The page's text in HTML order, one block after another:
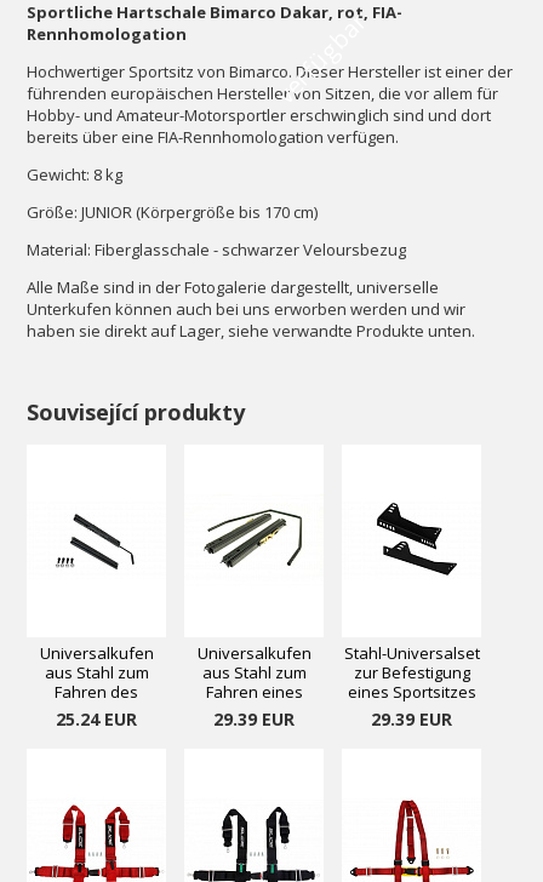
r
Sportliche Hartschale Bimarco Dakar, rot, FIA-
Rennhomologation
Hochwertiger Sportsitz von Bimarco. Dieser Hersteller ist einer der
führenden europäischen Hersteller von Sitzen, die vor allem für
Hobby- und Amateur-Motorsportler erschwinglich sind und dort
bereits über eine FIA-Rennhomologation verfügen.
Gewicht: 8 kg
Größe: JUNIOR (Körpergröße bis 170 cm)
Material: Fiberglasschale - schwarzer Veloursbezug
Alle Maße sind in der Fotogalerie dargestellt, universelle
Unterkufen können auch bei uns erworben werden und wir
haben sie direkt auf Lager, siehe verwandte Produkte unten.
Související produkty
Universalkufen
aus Stahl zum
Fahren des
Sportsitzes II
25.24 EUR
Universalkufen
aus Stahl zum
Fahren eines
Sportsitzes
29.39 EUR
Stahl-Universalset
zur Befestigung
eines Sportsitzes
2
29.39 EUR